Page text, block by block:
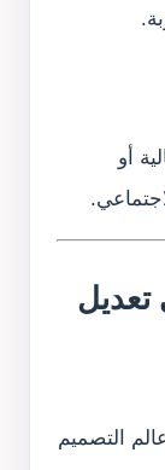
أو
تعديل
التصميم